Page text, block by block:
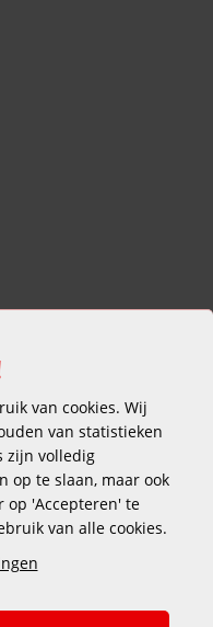
betalen
van cookies. Wij
van statistieken
zijn volledig
op te slaan, maar ook
op 'Accepteren' te
van alle cookies.